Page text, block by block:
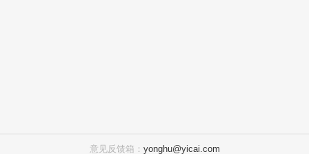
意见反馈箱： yonghu@yicai.com